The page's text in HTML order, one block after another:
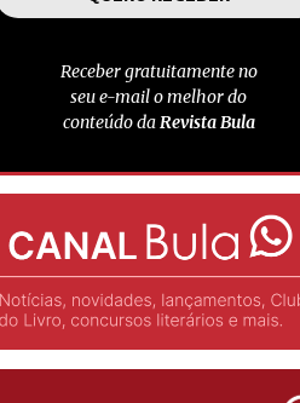
Receber gratuitamente no
seu e-mail o melhor do
conteúdo daRevista Bula